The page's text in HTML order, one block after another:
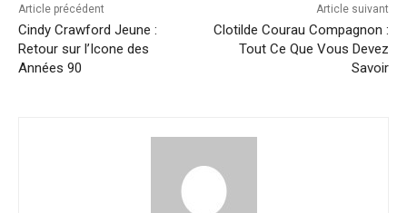
Article précédent
Cindy Crawford Jeune :
Retour sur l’Icone des
Années 90
Article suivant
Clotilde Courau Compagnon :
Tout Ce Que Vous Devez
Savoir